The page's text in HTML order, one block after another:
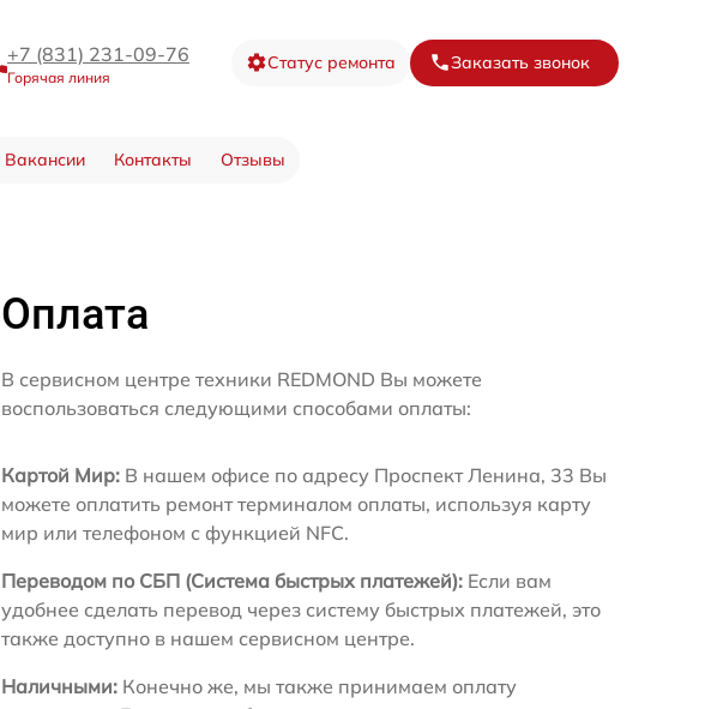
+7 (831) 231-09-76
Горячая линия
Статус ремонта Заказать звонок
Вакансии Контакты Отзывы
Оплата
В сервисном центре техники REDMOND Вы можете
воспользоваться следующими способами оплаты:
Картой Мир: В нашем офисе по адресу Проспект Ленина, 33 Вы
можете оплатить ремонт терминалом оплаты, используя карту
мир или телефоном с функцией NFC.
Переводом по СБП (Система быстрых платежей): Если вам
удобнее сделать перевод через систему быстрых платежей, это
также доступно в нашем сервисном центре.
Наличными: Конечно же, мы также принимаем оплату